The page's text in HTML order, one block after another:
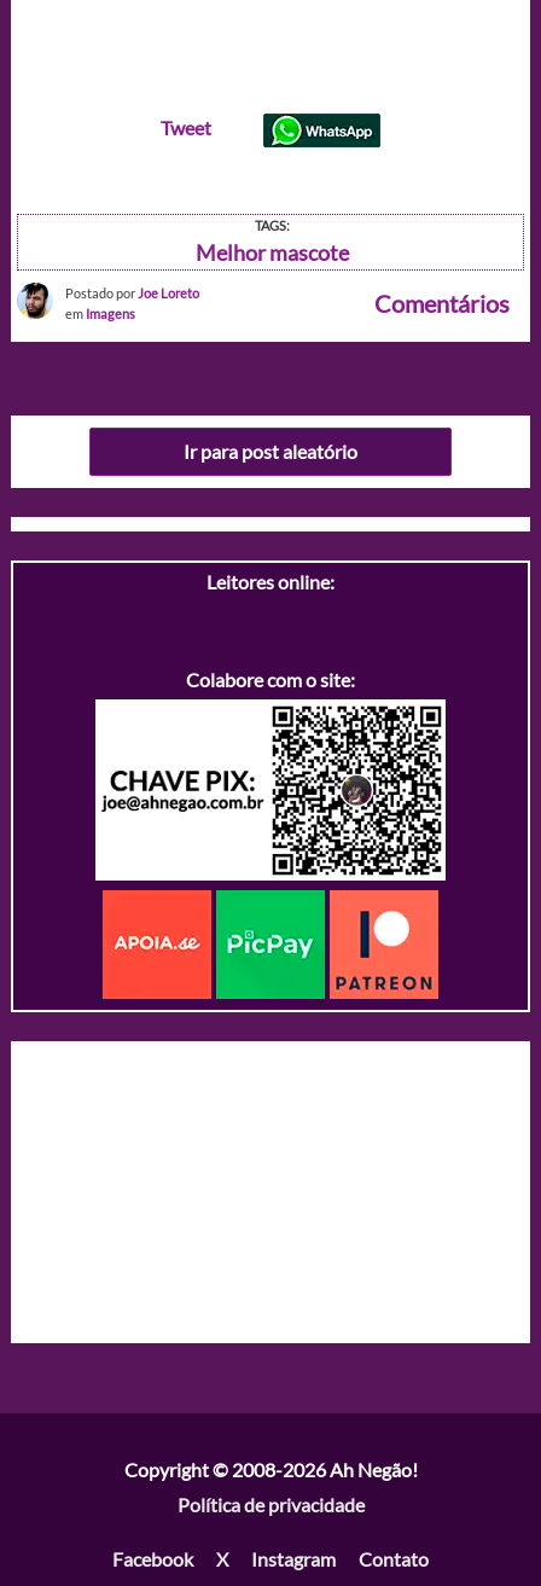
Tweet
TAGS:
Melhor mascote
Postado por Joe Loreto
em Imagens Comentários
Ir para post aleatório
Leitores online:
Colabore com o site:
Copyright © 2008-2026Ah Negão!
Política de privacidade
Facebook X Instagram Contato